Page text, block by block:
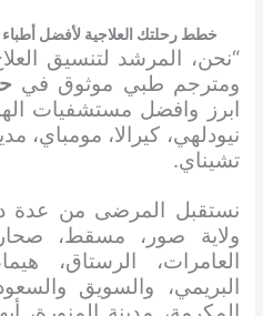
خطط رحلتك العلاجية لأفضل
“نحن، المرشد لتنسيق
ومترجم طبي موثوق في
ابرز وافضل مستشفيات
نيودلهي، كيرالا، مومباي،
تشيناي.
نستقبل المرضى من عدة
ولاية صور، مسقط،
العامرات، الرستاق،
البريمي، والسويق